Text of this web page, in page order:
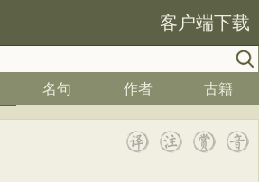
客户端下载
名句 作者 古籍